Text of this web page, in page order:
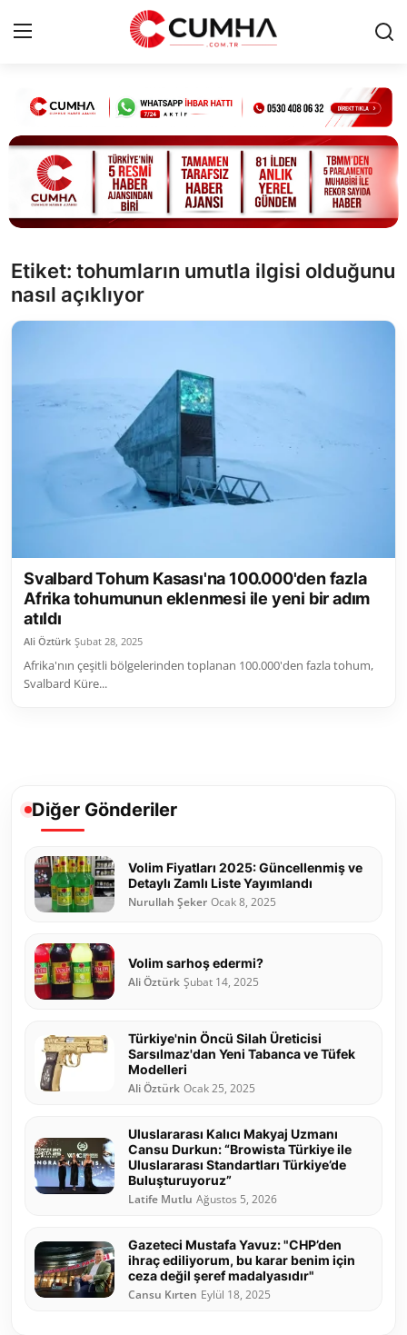
Kurumsal
Cumhurbaşkanlığı
Bakanlıklar
Siyasi Partiler
Mülki İdare
Toplum ve Yaşam
Sivil Toplum Kuruluşları
Kamu Kurumları ve Üst Kurullar
Resmi Reklamlar
Etiket: tohumların umutla ilgisi olduğunu
nasıl açıklıyor
Svalbard Tohum Kasası'na 100.000'den fazla
Afrika tohumunun eklenmesi ile yeni bir adım
atıldı
Ali Öztürk Şubat 28, 2025
Afrika'nın çeşitli bölgelerinden toplanan 100.000'den fazla tohum,
Svalbard Küre...
Diğer Gönderiler
Volim Fiyatları 2025: Güncellenmiş ve
Detaylı Zamlı Liste Yayımlandı
Nurullah Şeker Ocak 8, 2025
Volim sarhoş edermi?
Ali Öztürk Şubat 14, 2025
Türkiye'nin Öncü Silah Üreticisi
Sarsılmaz'dan Yeni Tabanca ve Tüfek
Modelleri
Ali Öztürk Ocak 25, 2025
Uluslararası Kalıcı Makyaj Uzmanı
Cansu Durkun: “Browista Türkiye ile
Uluslararası Standartları Türkiye’de
Buluşturuyoruz”
Latife Mutlu Ağustos 5, 2026
Gazeteci Mustafa Yavuz: "CHP’den
ihraç ediliyorum, bu karar benim için
ceza değil şeref madalyasıdır"
Cansu Kırten Eylül 18, 2025